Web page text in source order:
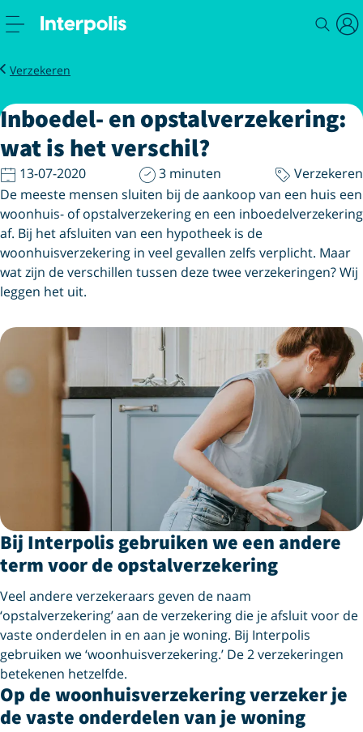
Magazine
Verzekeren
Inboedel opstalverzekering wat is het verschil
Inboedel- en opstalverzekering:
wat is het verschil?
13-07-2020 3 minuten
Verzekeren
De meeste mensen sluiten bij de aankoop van een huis een
woonhuis- of opstalverzekering en een inboedelverzekering
af. Bij het afsluiten van een hypotheek is de
woonhuisverzekering in veel gevallen zelfs verplicht. Maar
wat zijn de verschillen tussen deze twee verzekeringen? Wij
leggen het uit.
Bij Interpolis gebruiken we een andere
term voor de opstalverzekering
Veel andere verzekeraars geven de naam
‘opstalverzekering’ aan de verzekering die je afsluit voor de
vaste onderdelen in en aan je woning. Bij Interpolis
gebruiken we ‘woonhuisverzekering.’ De 2 verzekeringen
betekenen hetzelfde.
Op de woonhuisverzekering verzeker je
de vaste onderdelen van je woning